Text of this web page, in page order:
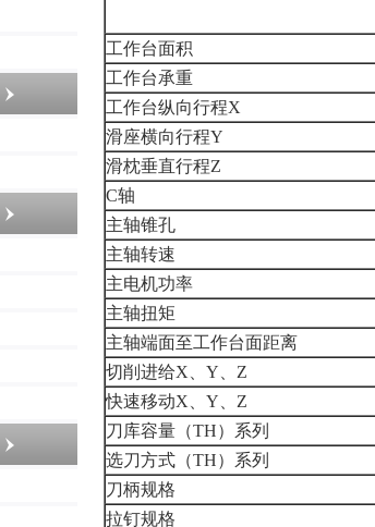
工作台面积
工作台承重
工作台纵向行程X
滑座横向行程Y
滑枕垂直行程Z
C轴
主轴锥孔
主轴转速
主电机功率
主轴扭矩
主轴端面至工作台面距离
切削进给X、Y、Z
快速移动X、Y、Z
刀库容量（TH）系列
选刀方式（TH）系列
刀柄规格
拉钉规格